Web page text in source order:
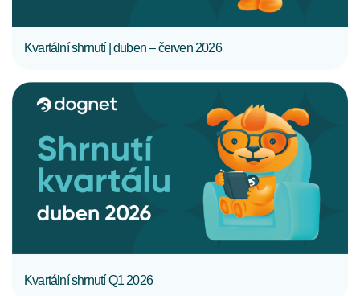
Kvartální shrnutí | duben – červen 2026
Kvartální shrnutí Q1 2026